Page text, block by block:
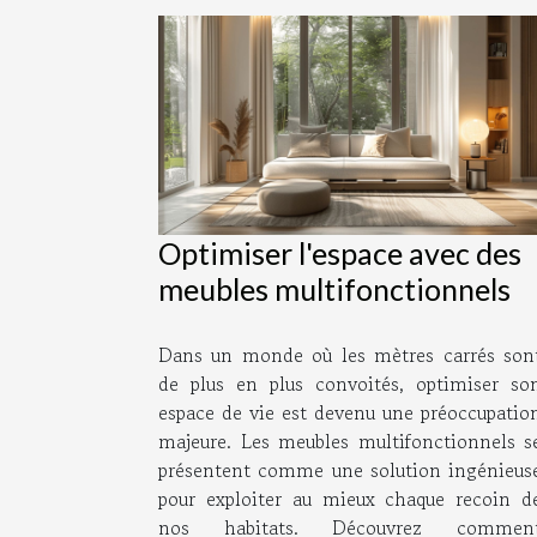
Optimiser l'espace avec des
meubles multifonctionnels
Dans un monde où les mètres carrés
de plus en plus convoités, optimiser
espace de vie est devenu une
majeure. Les meubles multifonctionnels
présentent comme une solution
pour exploiter au mieux chaque recoin
nos habitats. Découvrez